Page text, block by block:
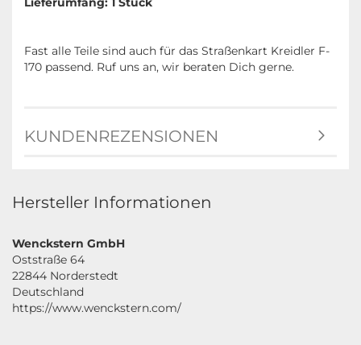
Fast alle Teile sind auch für das Straßenkart Kreidler F-
170 passend. Ruf uns an, wir beraten Dich gerne.
KUNDENREZENSIONEN
Hersteller Informationen
Wenckstern GmbH
Oststraße 64
22844 Norderstedt
Deutschland
https://www.wenckstern.com/